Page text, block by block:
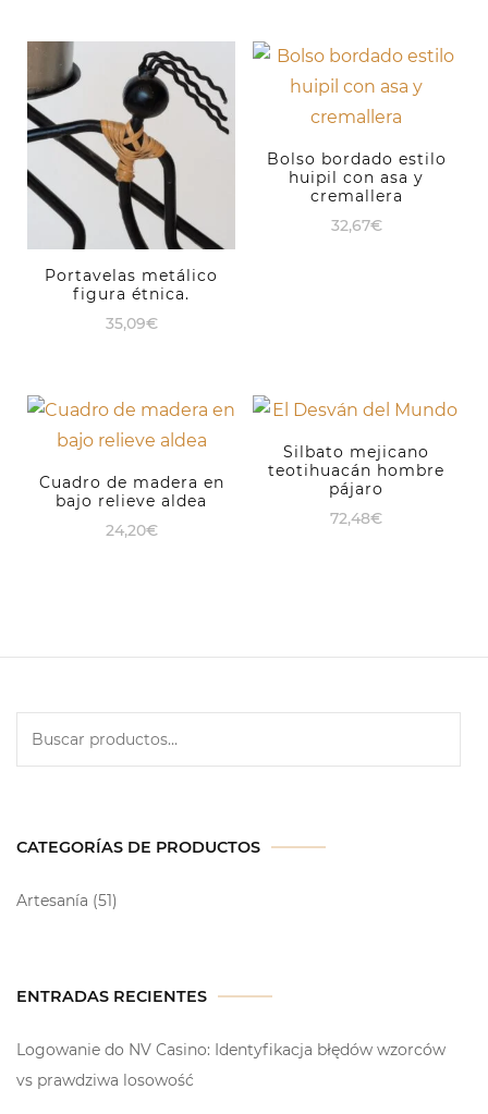
Portavelas metálico
figura étnica.
35,09€
Bolso bordado estilo
huipil con asa y
cremallera
32,67€
Cuadro de madera en
bajo relieve aldea
24,20€
Silbato mejicano
teotihuacán hombre
pájaro
72,48€
CATEGORÍAS DE PRODUCTOS
Artesanía (51)
ENTRADAS RECIENTES
Logowanie do NV Casino: Identyfikacja błędów wzorców
vs prawdziwa losowość